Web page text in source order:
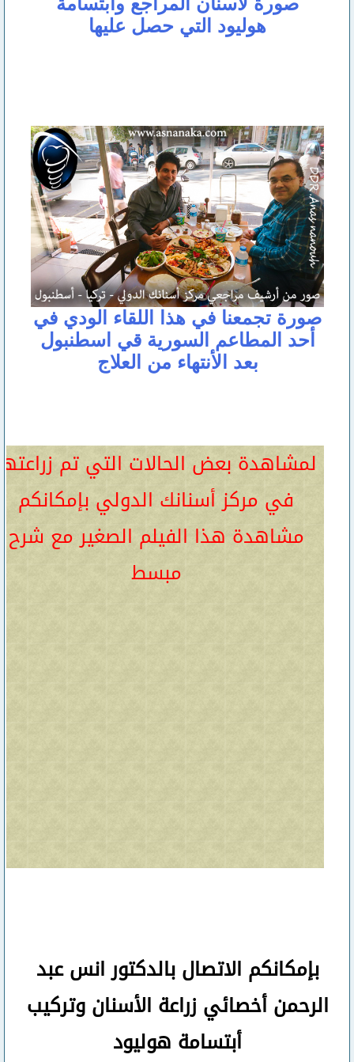
هوليود التي حصل عليها
صورة تجمعنا في هذا اللقاء الودي في
أحد المطاعم السورية قي اسطنبول
بعد الأنتهاء من العلاج
لمشاهدة بعض الحالات التي تم زراعتها
في مركز أسنانك الدولي بإمكانكم
مشاهدة هذا الفيلم الصغير مع شرح
مبسط
بإمكانكم الاتصال بالدكتور انس عبد
الرحمنأخصائي زراعة الأسنان وتركيب
أبتسامة هوليود